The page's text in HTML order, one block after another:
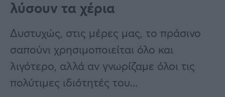
Lifestyle
Αθλητικά
Υγεία
Γυναίκα
λύσουν τα χέρια
Δυστυχώς, στις μέρες μας, το πράσινο
σαπούνι χρησιμοποιείται όλο και
λιγότερο, αλλά αν γνωρίζαμε όλοι τις
πολύτιμες ιδιότητές του...